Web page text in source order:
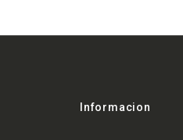
Informacion